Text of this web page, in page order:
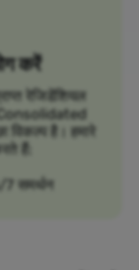
करें
रेजिडेंशियल
Consolidated
विकल्प है। हमारे
हैं:
समर्थन